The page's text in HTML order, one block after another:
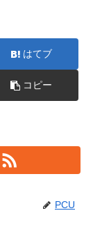
はてブ
コピー
PCU